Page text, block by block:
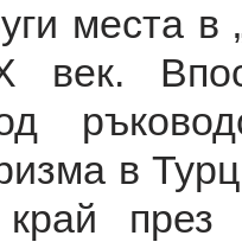
места
век.
в